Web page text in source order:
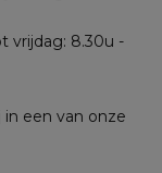
vrijdag: 8.30u -